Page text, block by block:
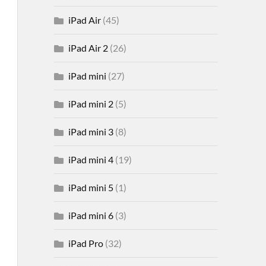
iPad Air(45)
iPad Air 2(26)
iPad mini (27)
iPad mini 2(5)
iPad mini 3(8)
iPad mini 4(19)
iPad mini 5(1)
iPad mini 6(3)
iPad Pro(32)